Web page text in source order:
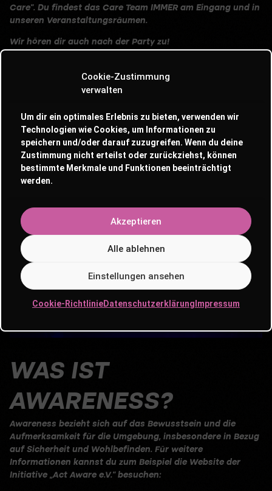
Cookie-Zustimmung
verwalten
Um dir ein optimales Erlebnis zu bieten, verwenden wir
Technologien wie Cookies, um Informationen zu
speichern und/oder darauf zuzugreifen. Wenn du deine
Zustimmung nicht erteilst oder zurückziehst, können
bestimmte Merkmale und Funktionen beeinträchtigt
werden.
Akzeptieren
Alle ablehnen
Einstellungen ansehen
Cookie-RichtlinieDatenschutzerklärung Impressum
Care”. Du findest das Care Team IMMER am Eingang und in
unseren Veranstaltungsräumen.
Wir hören dir auch nach der Party zu!
möchtest, kannst du uns über folgender Mail erreichen:
WAS IST
AWARENESS?
Awareness bezieht sich auf das Bewusstsein und die
Aufmerksamkeit für die Umgebung, insbesondere in Bezug
auf Sicherheit und Wohlbefinden. Für weitere
Informationen kannst du zum Beispiel die Website der
Initiative „Act Aware e.V.“ besuchen: